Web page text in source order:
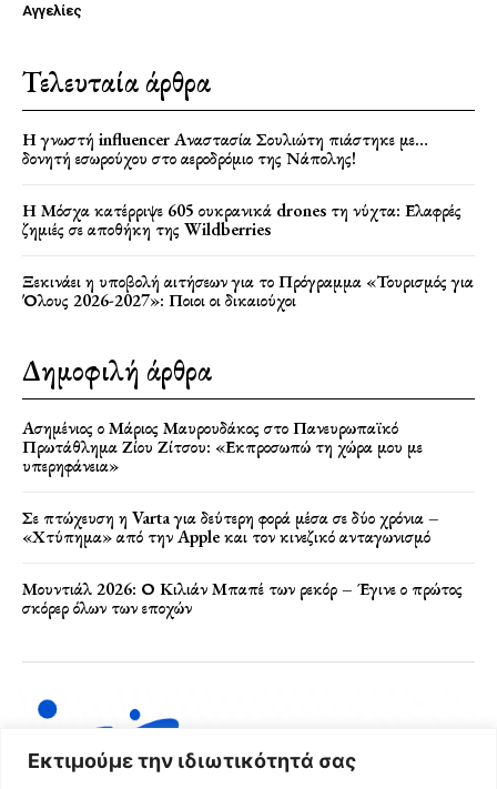
Εκτιμούμε την ιδιωτικότητά σας
Αγγελίες
Τελευταία άρθρα
Η γνωστή influencer Αναστασία Σουλιώτη πιάστηκε με…
δονητή εσωρούχου στο αεροδρόμιο της Νάπολης!
Η Μόσχα κατέρριψε 605 ουκρανικά drones τη νύχτα: Ελαφρές
ζημιές σε αποθήκη της Wildberries
Ξεκινάει η υποβολή αιτήσεων για το Πρόγραμμα «Τουρισμός για
Όλους 2026-2027»: Ποιοι οι δικαιούχοι
Δημοφιλή άρθρα
Ασημένιος ο Μάριος Μαυρουδάκος στο Πανευρωπαϊκό
Πρωτάθλημα Ζίου Ζίτσου: «Εκπροσωπώ τη χώρα μου με
υπερηφάνεια»
Σε πτώχευση η Varta για δεύτερη φορά μέσα σε δύο χρόνια –
«Χτύπημα» από την Apple και τον κινεζικό ανταγωνισμό
Μουντιάλ 2026: Ο Κιλιάν Μπαπέ των ρεκόρ – Έγινε ο πρώτος
σκόρερ όλων των εποχών